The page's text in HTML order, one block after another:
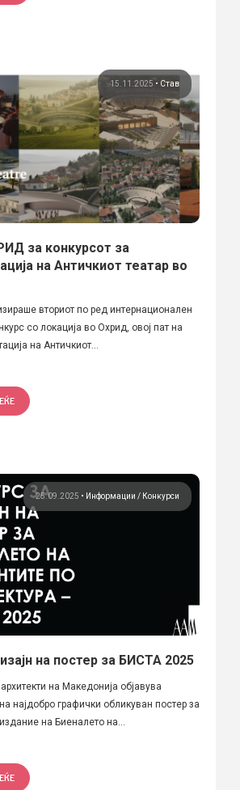
15.11.2025 • Став
за конкурсот за
на Античкиот театар во
вториот по ред интернационален
со локација во Охрид, овој пат на
на Античкиот...
25.09.2025 • Информации Конкурси
на постер за БИСТА 2025
на Македонија објавува
најдобро графички обликуван постер за
на Биеналето на...